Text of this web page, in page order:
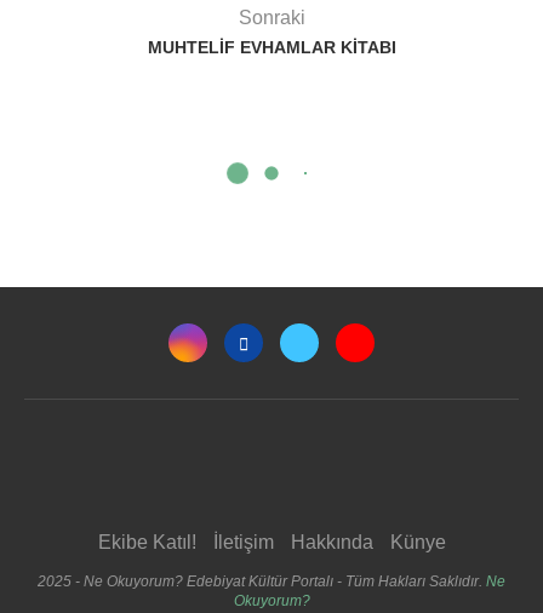
Sonraki
MUHTELIF EVHAMLAR KITABI
Ekibe Katıl! İletişim Hakkında Künye
2025 - Ne Okuyorum? Edebiyat Kültür Portalı - Tüm Hakları Saklıdır. Ne
Okuyorum?